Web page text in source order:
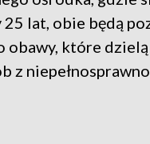
25 lat, obie będą
obawy, które
z